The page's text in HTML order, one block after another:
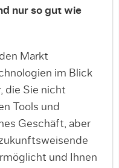
nur so gut wie
Markt
im Blick
die Sie nicht
Tools und
Geschäft, aber
und Ihnen